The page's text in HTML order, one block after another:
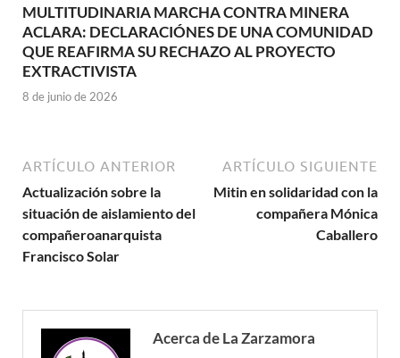
MULTITUDINARIA MARCHA CONTRA MINERA
ACLARA: DECLARACIÓNES DE UNA COMUNIDAD
QUE REAFIRMA SU RECHAZO AL PROYECTO
EXTRACTIVISTA
8 de junio de 2026
ARTÍCULO ANTERIOR
Actualización sobre la
situación de aislamiento del
compañeroanarquista
Francisco Solar
ARTÍCULO SIGUIENTE
Mitin en solidaridad con la
compañera Mónica
Caballero
Acerca de La Zarzamora